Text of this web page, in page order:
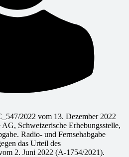
2022 vom 13. Dezember 2022
Schweizerische Erhebungsstelle,
Radio- und Fernsehabgabe
das Urteil des
2. Juni 2022 (A-1754/2021).